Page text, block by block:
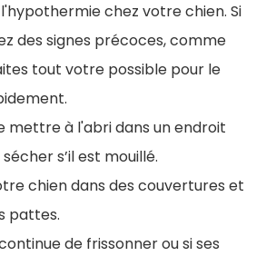
chez votre chien. Si
des signes précoces, comme
tout votre possible pour le
mettre à l'abri dans un endroit
s’il est mouillé.
chien dans des couvertures et
pattes.
de frissonner ou si ses